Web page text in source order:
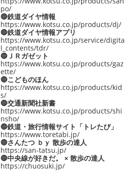
po/
🔵鉄道ダイヤ情報
https://www.kotsu.co.jp/products/dj/
🔵鉄道ダイヤ情報アプリ
https://www.kotsu.co.jp/service/digita
l_contents/tdr/
🔵ＪＲガゼット
https://www.kotsu.co.jp/products/gaz
ette/
🔵こどものほん
https://www.kotsu.co.jp/products/kid
s/
🔵交通新聞社新書
https://www.kotsu.co.jp/products/shi
nsho/
🔵鉄道・旅行情報サイト「トレたび」
https://www.toretabi.jp/
🔵さんたつ ｂｙ 散歩の達人
https://san-tatsu.jp/
🔵中央線が好きだ。 × 散歩の達人
https://chuosuki.jp/